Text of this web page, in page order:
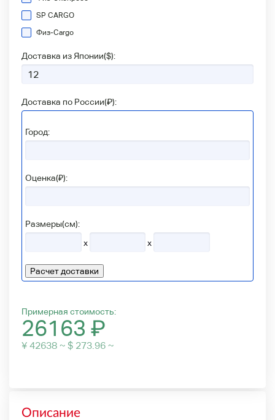
SP CARGO
Физ-Сargo
Доставка из Японии($):
Доставка по России(₽):
Город:
Оценка(₽):
Размеры(см):
x
x
Расчет доставки
Примерная стоимость:
26163 ₽
¥ 42638 ~ $ 273.96 ~
Описание